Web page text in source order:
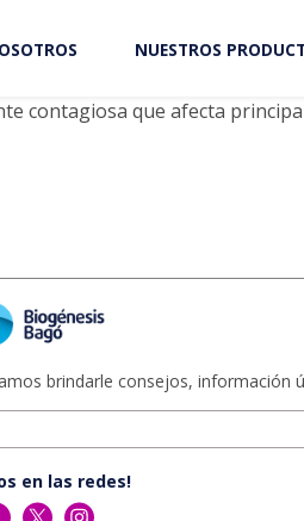
NUESTROS
contagiosa que afecta
brindarle consejos, información
en las redes!